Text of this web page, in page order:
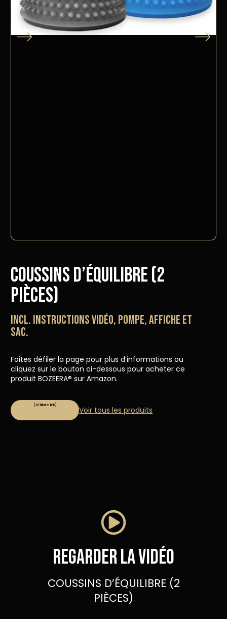
Coussins d’équilibre (2
pièces)
Incl. instructions vidéo, pompe, affiche et
sac.
Faites défiler la page pour plus d’informations ou
cliquez sur le bouton ci-dessous pour acheter ce
produit BOZEERA® sur Amazon.
Voir tous les produits
Regarder la vidéo
COUSSINS D’ÉQUILIBRE (2
PIÈCES)